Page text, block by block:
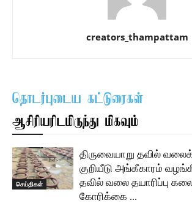
creators_thampattam
தொடர்புடைய கட்டுரைகள்
ஆசிரியரிடமிருந்து மிகவும்
செய்திகள்
திருவையாறு தவில்
குறியீடு அங்கீகாரம்
தவில் வலை தயாரிப்பு
கோரிக்கை …